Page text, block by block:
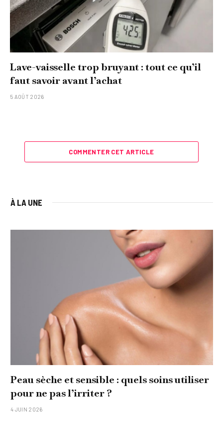
Lave-vaisselle trop bruyant : tout ce qu’il
faut savoir avant l’achat
5 AOÛT 2026
COMMENTER CET ARTICLE
À LA UNE
Peau sèche et sensible : quels soins utiliser
pour ne pas l’irriter ?
4 JUIN 2026